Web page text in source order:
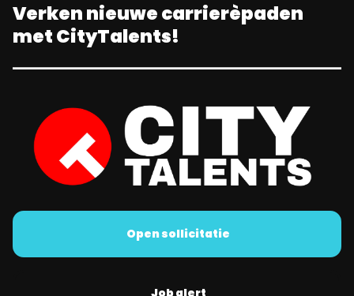
Verken nieuwe carrierèpaden
met CityTalents!
Open sollicitatie